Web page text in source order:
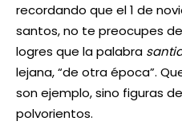
recordando que el 1 de
santos, no te preocupes
logres que la palabra
lejana, “de otra época”.
son ejemplo, sino figuras
polvorientos.